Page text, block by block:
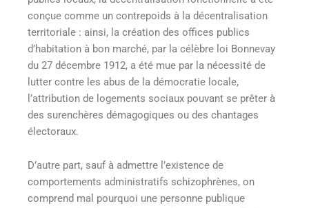
conçue comme un contrepoids à la décentralisation
territoriale : ainsi, la création des offices publics
d’habitation à bon marché, par la célèbre loi Bonnevay
du 27 décembre 1912, a été mue par la nécessité de
lutter contre les abus de la démocratie locale,
l’attribution de logements sociaux pouvant se prêter à
des surenchères démagogiques ou des chantages
électoraux.
D’autre part, sauf à admettre l’existence de
comportements administratifs schizophrènes, on
comprend mal pourquoi une personne publique